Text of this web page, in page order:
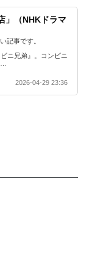
」（NHKドラマ
記事です。
ニ兄弟』。コンビニ
2026-04-29 23:36